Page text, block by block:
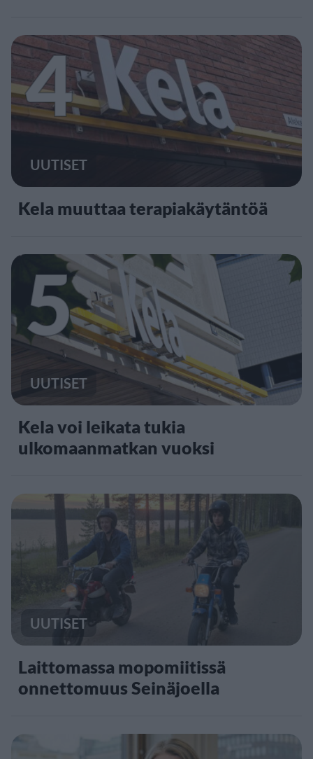
4
UUTISET
Kela muuttaa terapiakäytäntöä
5
UUTISET
Kela voi leikata tukia
ulkomaanmatkan vuoksi
UUTISET
Laittomassa mopomiitissä
onnettomuus Seinäjoella